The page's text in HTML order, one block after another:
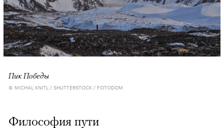
Пик Победы
© MICHAL KNITL / SHUTTERSTOCK / FOTODOM
Философия пути